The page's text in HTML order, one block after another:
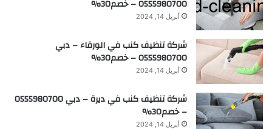
0555980700 – خصم30%
أبريل 14, 2024
شركة تنظيف كنب في الورقاء – دبي
0555980700 – خصم30%
أبريل 14, 2024
شركة تنظيف كنب في ديرة – دبي 0555980700
– خصم30%
أبريل 14, 2024